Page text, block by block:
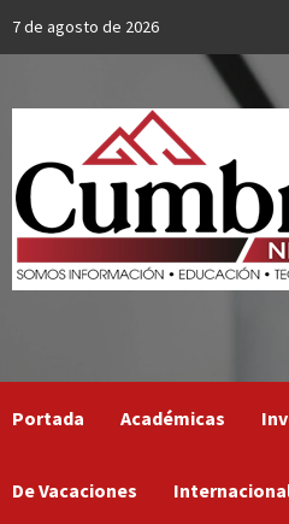
7 de agosto de 2026
Portada Académicas
De Vacaciones